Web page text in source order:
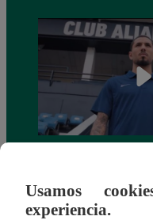
como nuevo fichaje
Clausura 2025
Usamos
experiencia.